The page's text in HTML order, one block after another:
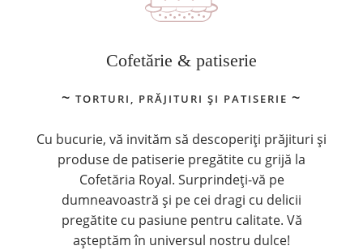
Cofetărie & patiserie
TORTURI, PRĂJITURI ȘI PATISERIE
Cu bucurie, vă invităm să descoperiți prăjituri și
produse de patiserie pregătite cu grijă la
Cofetăria Royal. Surprindeți-vă pe
dumneavoastră și pe cei dragi cu delicii
pregătite cu pasiune pentru calitate. Vă
așteptăm în universul nostru dulce!